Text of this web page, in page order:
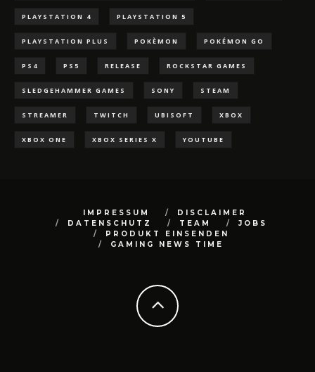
PLAYSTATION 4 PLAYSTATION 5
PLAYSTATION PLUS POKÈMON POKÉMON GO
PS4 PS5 RELEASE ROCKSTAR GAMES
SLEDGEHAMMER GAMES SONY STEAM
STREAMER TWITCH UBISOFT XBOX
XBOX ONE XBOX SERIES X YOUTUBE
IMPRESSUM
DISCLAIMER
DATENSCHUTZ
TEAM
JOBS
PRODUKT EINSENDEN
GAMING NEWS TIME